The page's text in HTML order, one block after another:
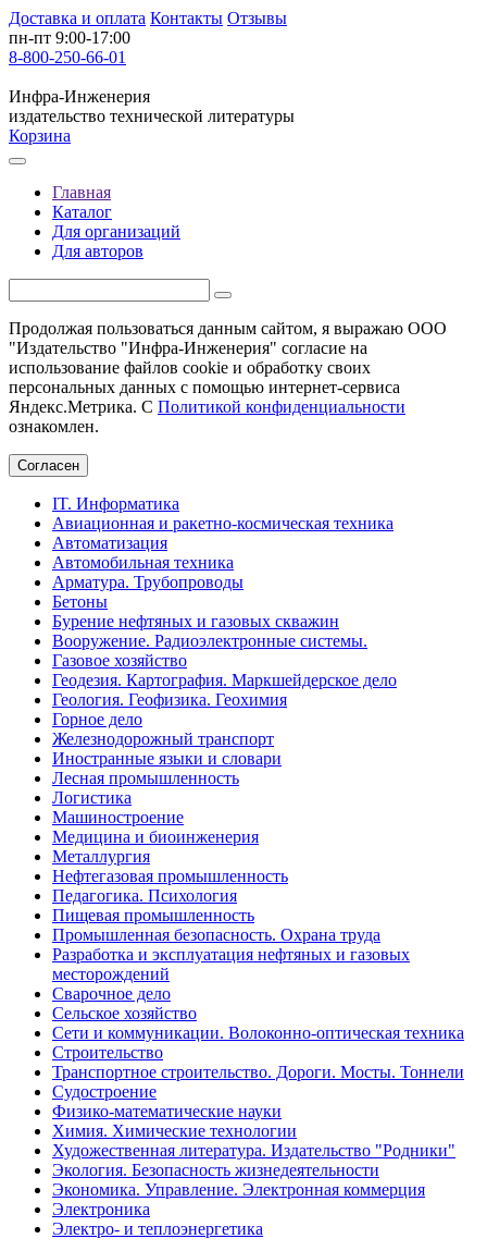
Доставка и оплата Контакты Отзывы
пн-пт 9:00-17:00
8-800-250-66-01
Инфра-Инженерия
издательство технической литературы
Корзина
Главная
Каталог
Для организаций
Для авторов
Продолжая пользоваться данным сайтом, я выражаю ООО
"Издательство "Инфра-Инженерия" согласие на
использование файлов cookie и обработку своих
персональных данных с помощью интернет-сервиса
Яндекс.Метрика. С Политикой конфиденциальности
ознакомлен.
Согласен
IT. Информатика
Авиационная и ракетно-космическая техника
Автоматизация
Автомобильная техника
Арматура. Трубопроводы
Бетоны
Бурение нефтяных и газовых скважин
Вооружение. Радиоэлектронные системы.
Газовое хозяйство
Геодезия. Картография. Маркшейдерское дело
Геология. Геофизика. Геохимия
Горное дело
Железнодорожный транспорт
Иностранные языки и словари
Лесная промышленность
Логистика
Машиностроение
Медицина и биоинженерия
Металлургия
Нефтегазовая промышленность
Педагогика. Психология
Пищевая промышленность
Промышленная безопасность. Охрана труда
Разработка и эксплуатация нефтяных и газовых
месторождений
Сварочное дело
Сельское хозяйство
Сети и коммуникации. Волоконно-оптическая техника
Строительство
Транспортное строительство. Дороги. Мосты. Тоннели
Судостроение
Физико-математические науки
Химия. Химические технологии
Художественная литература. Издательство "Родники"
Экология. Безопасность жизнедеятельности
Экономика. Управление. Электронная коммерция
Электроника
Электро- и теплоэнергетика